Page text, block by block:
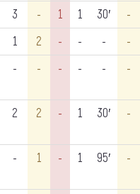
3 - 1 1 30′
-
1 2 - - -
-
- - - - - -
2 2 - 1 30′ -
- 1 - 1 95′ -